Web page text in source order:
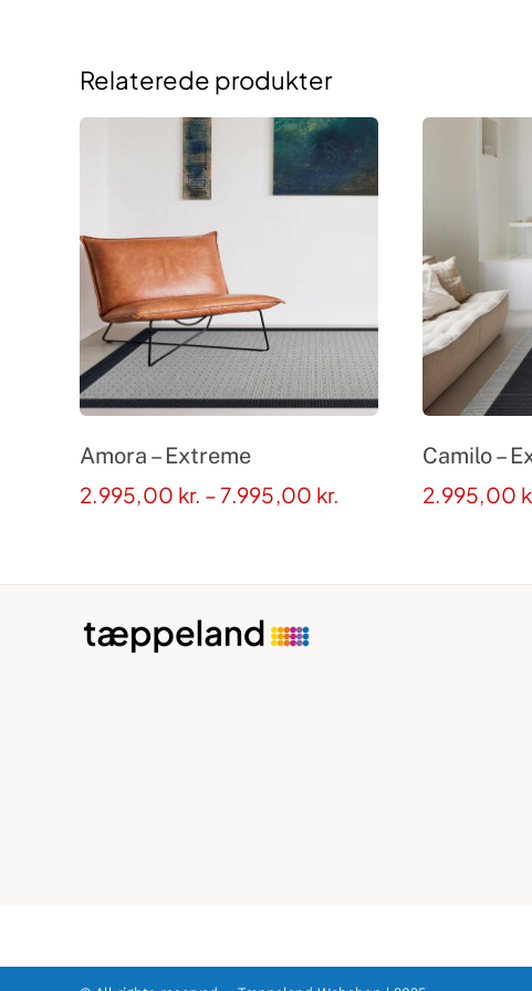
Relaterede produkter
Amora – Extreme
2.995,00 kr. –7.995,00 kr. Prisinterval:
Camilo –
2.995,00